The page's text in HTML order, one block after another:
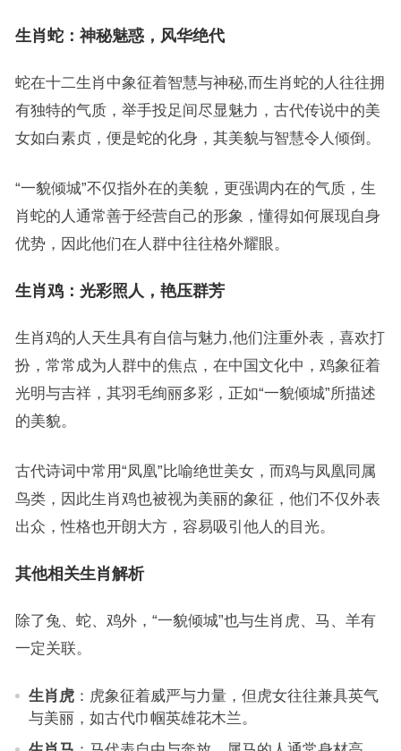
生肖蛇：神秘魅惑，风华绝代
蛇在十二生肖中象征着智慧与神秘,而生肖蛇的人往往拥
有独特的气质，举手投足间尽显魅力，古代传说中的美
女如白素贞，便是蛇的化身，其美貌与智慧令人倾倒。
“一貌倾城”不仅指外在的美貌，更强调内在的气质，生
肖蛇的人通常善于经营自己的形象，懂得如何展现自身
优势，因此他们在人群中往往格外耀眼。
生肖鸡：光彩照人，艳压群芳
生肖鸡的人天生具有自信与魅力,他们注重外表，喜欢打
扮，常常成为人群中的焦点，在中国文化中，鸡象征着
光明与吉祥，其羽毛绚丽多彩，正如“一貌倾城”所描述
的美貌。
古代诗词中常用“凤凰”比喻绝世美女，而鸡与凤凰同属
鸟类，因此生肖鸡也被视为美丽的象征，他们不仅外表
出众，性格也开朗大方，容易吸引他人的目光。
其他相关生肖解析
除了兔、蛇、鸡外，“一貌倾城”也与生肖虎、马、羊有
一定关联。
生肖虎：虎象征着威严与力量，但虎女往往兼具英气
与美丽，如古代巾帼英雄花木兰。